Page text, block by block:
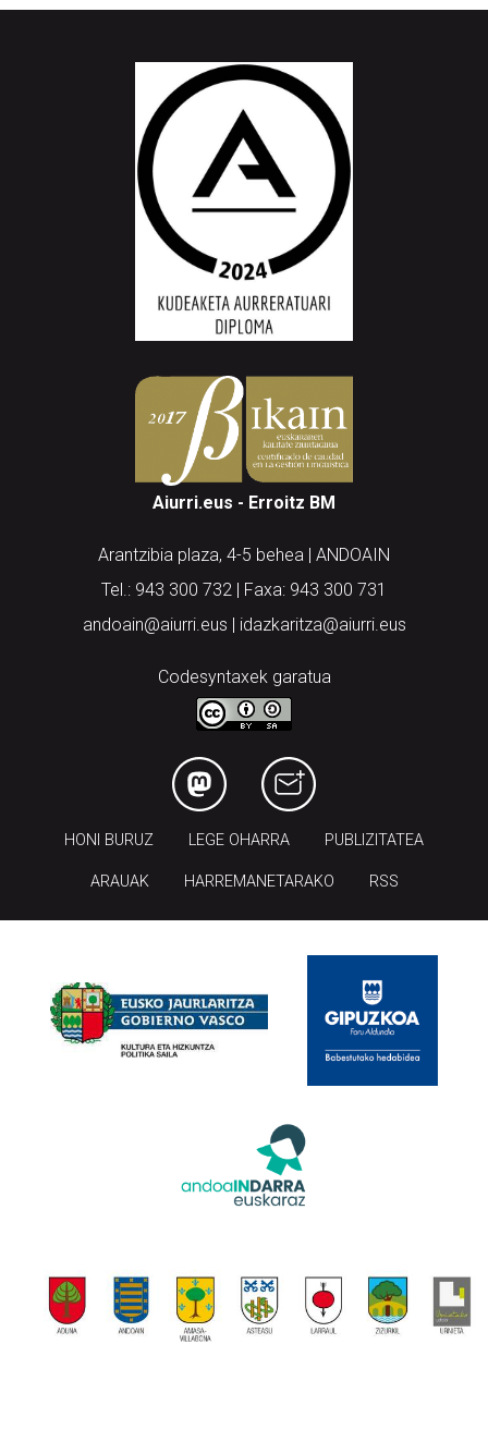
Aiurri.eus - Erroitz BM
Arantzibia plaza, 4-5 behea | ANDOAIN
Tel.: 943 300 732 | Faxa: 943 300 731
andoain@aiurri.eus | idazkaritza@aiurri.eus
Codesyntaxek garatua
HONI BURUZ LEGE OHARRA PUBLIZITATEA
ARAUAK HARREMANETARAKO RSS